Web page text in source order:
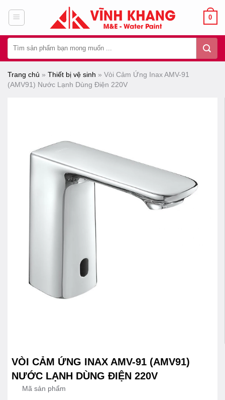
dung
0
kiếm:
Trang chủ » Thiết bị vệ sinh » Vòi Cảm Ứng Inax AMV-91
(AMV91) Nước Lạnh Dùng Điện 220V
VÒI CẢM ỨNG INAX AMV-91 (AMV91)
NƯỚC LẠNH DÙNG ĐIỆN 220V
Mã sản phẩm